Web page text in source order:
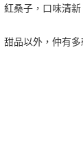
紅桑子，口味清新
甜品以外，仲有